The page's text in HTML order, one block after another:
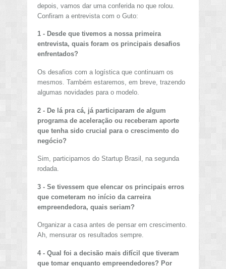
depois, vamos dar uma conferida no que rolou.
Confiram a entrevista com o Guto:
1 - Desde que tivemos a nossa primeira
entrevista, quais foram os principais desafios
enfrentados?
Os desafios com a logística que continuam os
mesmos. Também estaremos, em breve, trazendo
algumas novidades para o modelo.
2 - De lá pra cá, já participaram de algum
programa de aceleração ou receberam aporte
que tenha sido crucial para o crescimento do
negócio?
Sim, participamos do Startup Brasil, na segunda
rodada.
3 - Se tivessem que elencar os principais erros
que cometeram no início da carreira
empreendedora, quais seriam?
Organizar a casa antes de pensar em crescimento.
Ah, mensurar os resultados sempre.
4 - Qual foi a decisão mais difícil que tiveram
que tomar enquanto empreendedores? Por